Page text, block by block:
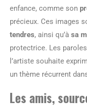
enfance, comme son
précieux. Ces images
tendres, ainsi qu’à sa
protectrice. Les
l’artiste souhaite
un thème récurrent
Les amis,